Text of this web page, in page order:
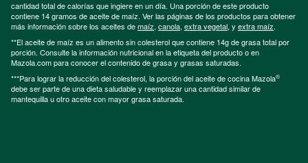
cantidad total de calorías que ingiere en un día. Una porción de este producto
contiene 14 gramos de aceite de maíz. Ver las páginas de los productos para obtener
más información sobre los aceites demaíz, canola, extra vegetal, y extra maíz.
**El aceite de maíz es un alimento sin colesterol que contiene 14g de grasa total por
porción. Consulte la información nutricional en la etiqueta del producto o en
Mazola.com para conocer el contenido de grasa y grasas saturadas.
***Para lograr la reducción del colesterol, la porción del aceite de cocina Mazola®
debe ser parte de una dieta saludable y reemplazar una cantidad similar de
mantequilla u otro aceite con mayor grasa saturada.